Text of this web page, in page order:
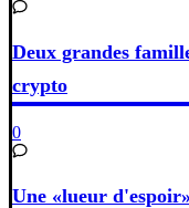
Deux grandes
crypto
0
Une «lueur